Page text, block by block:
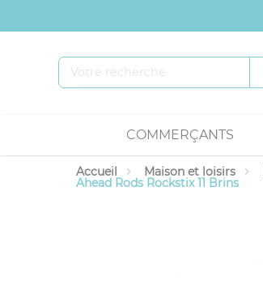
COMMERÇANTS
Accueil Maison et loisirs
Ahead Rods Rockstix 11 Brins